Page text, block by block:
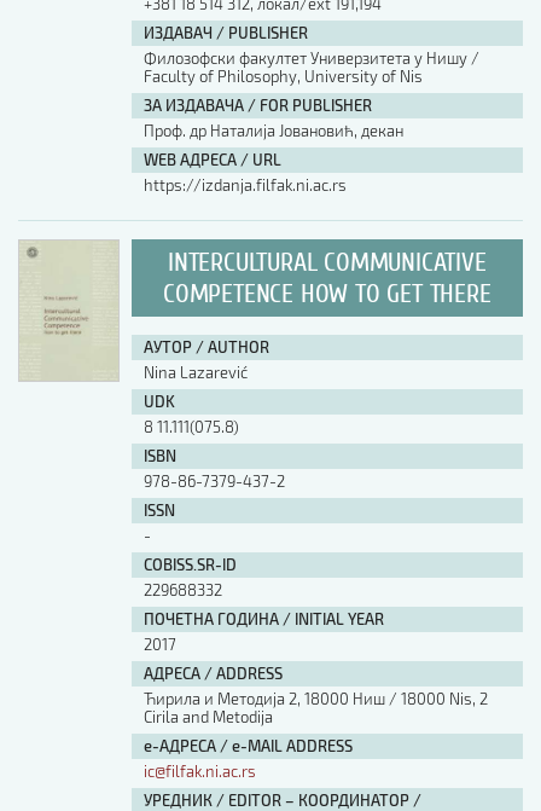
ИЗДАВАЧ / PUBLISHER
Филозофски факултет Универзитета у Нишу /
Faculty of Philosophy, University of Nis
ЗА ИЗДАВАЧА / FOR PUBLISHER
Проф. др Наталија Јовановић, декан
WEB АДРЕСА / URL
https://izdanja.filfak.ni.ac.rs
INTERCULTURAL COMMUNICATIVE
COMPETENCE HOW TO GET THERE
АУТОР / AUTHOR
Nina Lazarević
UDK
8 11.111(075.8)
ISBN
978-86-7379-437-2
ISSN
-
COBISS.SR-ID
229688332
ПОЧЕТНА ГОДИНА / INITIAL YEAR
2017
АДРЕСА / ADDRESS
Ћирила и Методија 2, 18000 Ниш / 18000 Nis, 2
Cirila and Metodija
е-АДРЕСА / e-MAIL ADDRESS
ic@filfak.ni.ac.rs
УРЕДНИК / EDITOR – КООРДИНАТОР /